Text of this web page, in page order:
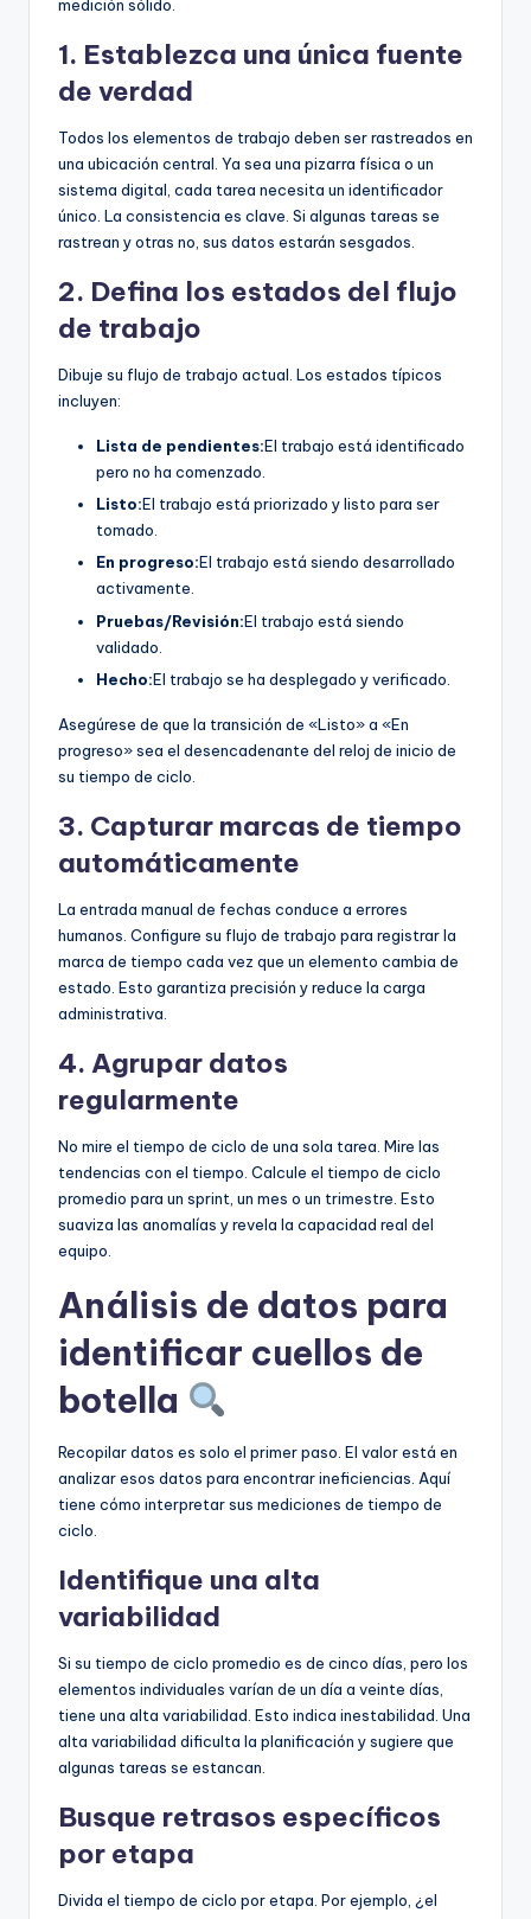
medición sólido.
1. Establezca una única fuente
de verdad
Todos los elementos de trabajo deben ser rastreados en
una ubicación central. Ya sea una pizarra física o un
sistema digital, cada tarea necesita un identificador
único. La consistencia es clave. Si algunas tareas se
rastrean y otras no, sus datos estarán sesgados.
2. Defina los estados del flujo
de trabajo
Dibuje su flujo de trabajo actual. Los estados típicos
incluyen:
Lista de pendientes:El trabajo está identificado
pero no ha comenzado.
Listo:El trabajo está priorizado y listo para ser
tomado.
En progreso:El trabajo está siendo desarrollado
activamente.
Pruebas/Revisión:El trabajo está siendo
validado.
Hecho:El trabajo se ha desplegado y verificado.
Asegúrese de que la transición de «Listo» a «En
progreso» sea el desencadenante del reloj de inicio de
su tiempo de ciclo.
3. Capturar marcas de tiempo
automáticamente
La entrada manual de fechas conduce a errores
humanos. Configure su flujo de trabajo para registrar la
marca de tiempo cada vez que un elemento cambia de
estado. Esto garantiza precisión y reduce la carga
administrativa.
4. Agrupar datos
regularmente
No mire el tiempo de ciclo de una sola tarea. Mire las
tendencias con el tiempo. Calcule el tiempo de ciclo
promedio para un sprint, un mes o un trimestre. Esto
suaviza las anomalías y revela la capacidad real del
equipo.
Análisis de datos para
identificar cuellos de
botella
Recopilar datos es solo el primer paso. El valor está en
analizar esos datos para encontrar ineficiencias. Aquí
tiene cómo interpretar sus mediciones de tiempo de
ciclo.
Identifique una alta
variabilidad
Si su tiempo de ciclo promedio es de cinco días, pero los
elementos individuales varían de un día a veinte días,
tiene una alta variabilidad. Esto indica inestabilidad. Una
alta variabilidad dificulta la planificación y sugiere que
algunas tareas se estancan.
Busque retrasos específicos
por etapa
Divida el tiempo de ciclo por etapa. Por ejemplo, ¿el